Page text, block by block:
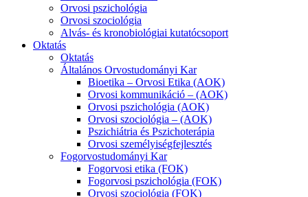
Orvosi pszichológia
Orvosi szociológia
Alvás- és kronobiológiai kutatócsoport
Oktatás
Oktatás
Általános Orvostudományi Kar
Bioetika – Orvosi Etika (AOK)
Orvosi kommunikáció – (AOK)
Orvosi pszichológia (AOK)
Orvosi szociológia – (AOK)
Pszichiátria és Pszichoterápia
Orvosi személyiségfejlesztés
Fogorvostudományi Kar
Fogorvosi etika (FOK)
Fogorvosi pszichológia (FOK)
Orvosi szociológia (FOK)